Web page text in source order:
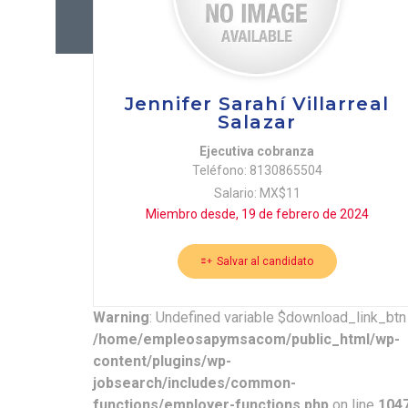
Jennifer Sarahí Villarreal
Salazar
Ejecutiva cobranza
Teléfono: 8130865504
Salario: MX$11
Miembro desde, 19 de febrero de 2024
Salvar al candidato
Warning: Undefined variable
/home/empleosapymsacom/public_html/wp-
content/plugins/wp-
jobsearch/includes/common-